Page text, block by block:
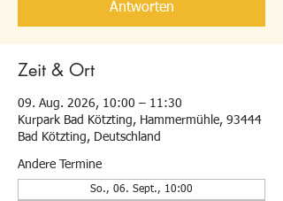
Antworten
Zeit & Ort
09. Aug. 2026, 10:00 – 11:30
Kurpark Bad Kötzting, Hammermühle, 93444
Bad Kötzting, Deutschland
Andere Termine
So., 06. Sept., 10:00